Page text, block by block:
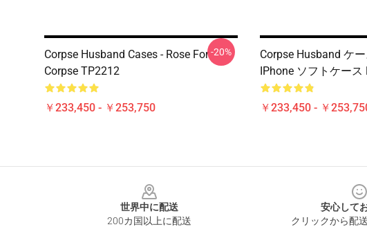
Corpse Husband Cases - Rose For
Corpse TP2212
￥233,450 - ￥253,750
-20%
Corpse Husband ケ
IPhone ソフトケース
￥233,450 - ￥
世界中に配送
200カ国以上に配送
安心して
クリックから配